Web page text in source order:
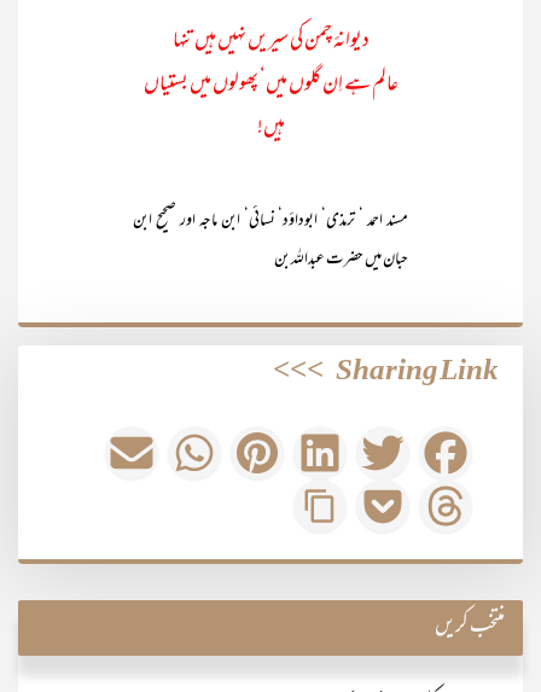
دیوانۂ چمن کی سیریں نہیں ہیں تنہا
عالم ہے اِن گلوں میں‘ پھولوں میں بستیاں
ہیں!
مسند احمد ‘ ترمذی‘ ابوداؤد‘ نسائی‘ ابن ماجہ اور صحیح ابن
حبان میں حضرت عبداللہ بن
Sharing Link
>>>
منتخب کریں